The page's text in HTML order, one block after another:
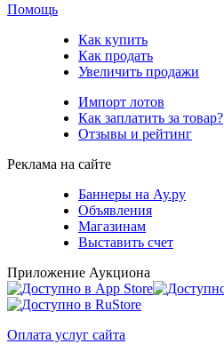
Помощь
Как купить
Как продать
Увеличить продажи
Импорт лотов
Как заплатить за товар?
Отзывы и рейтинг
Реклама на сайте
Баннеры на Ау.ру
Объявления
Магазинам
Выставить счет
Приложение Аукциона
Оплата услуг сайта